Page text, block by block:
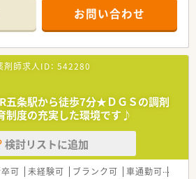
います。
内でお待ち頂くことも可能ですし、
らお待ち頂けるので焦らずお薬の準備をす
が導入されているので安心して業務ができ
が20名以上いますので、
てのヘルプ体制もばっちりです★
皮膚科からの処方箋を主に受けています。
90枚/日。
をメインでお願いいたします。
お問い合わせ
剤師求人ID： 542280
五条駅から徒歩7分★ＤＧＳの調剤
制度の充実した環境です♪
検討リストに追加
可 未経験可 ブランク可 車通勤可